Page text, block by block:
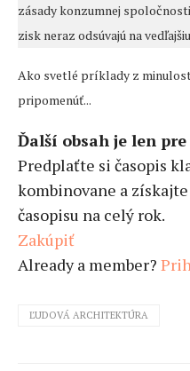
zásady konzumnej
zisk neraz odsúvajú na
Ako svetlé príklady z
pripomenúť...
Ďalší obsah je len
Predplaťte si časopis
kombinovane a
časopisu na celý rok.
Zakúpiť
Already a member?
ĽUDOVÁ ARCHITEKTÚRA